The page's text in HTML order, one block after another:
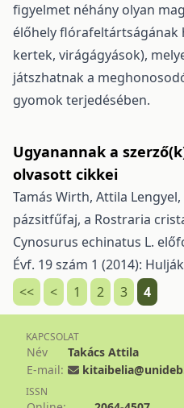
figyelmet néhány olyan
élőhely flórafel­tártságának
kertek, virágágyások),
játszhatnak a
gyomok terjedésében.
Ugyanannak a
olvasott cikkei
Tamás Wirth, Attila Lengyel,
pázsitfűfaj, a Rostraria
Cynosurus echinatus L.
Évf. 19 szám 1 (2014):
<<
< 1 2 3 4
KAPCSOLAT
Név
Takács Attila
E-mail:
ISSN